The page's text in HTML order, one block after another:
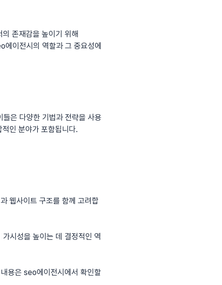
존재감을 높이기 위해
이전시의 역할과 그 중요성에
은 다양한 기법과 전략을 사용
인 분야가 포함됩니다.
웹사이트 구조를 함께 고려합
시성을 높이는 데 결정적인 역
용은 seo에이전시 에서 확인할